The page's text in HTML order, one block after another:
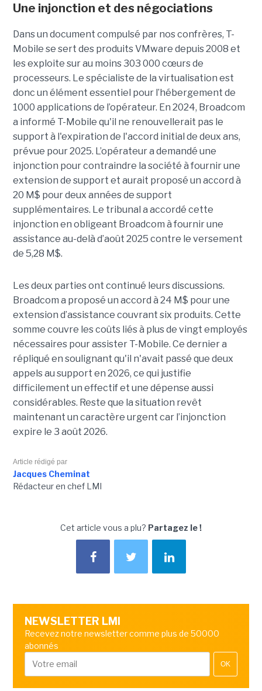
Une injonction et des négociations
Dans un document compulsé par nos confrères, T-
Mobile se sert des produits VMware depuis 2008 et
les exploite sur au moins 303 000 cœurs de
processeurs. Le spécialiste de la virtualisation est
donc un élément essentiel pour l’hébergement de
1000 applications de l’opérateur. En 2024, Broadcom
a informé T-Mobile qu'il ne renouvellerait pas le
support à l'expiration de l'accord initial de deux ans,
prévue pour 2025. L’opérateur a demandé une
injonction pour contraindre la société à fournir une
extension de support et aurait proposé un accord à
20 M$ pour deux années de support
supplémentaires. Le tribunal a accordé cette
injonction en obligeant Broadcom à fournir une
assistance au-delà d’août 2025 contre le versement
de 5,28 M$.
Les deux parties ont continué leurs discussions.
Broadcom a proposé un accord à 24 M$ pour une
extension d’assistance couvrant six produits. Cette
somme couvre les coûts liés à plus de vingt employés
nécessaires pour assister T-Mobile. Ce dernier a
répliqué en soulignant qu'il n'avait passé que deux
appels au support en 2026, ce qui justifie
difficilement un effectif et une dépense aussi
considérables. Reste que la situation revêt
maintenant un caractère urgent car l’injonction
expire le 3 août 2026.
Article rédigé par
Jacques Cheminat
Rédacteur en chef LMI
Cet article vous a plu? Partagez le !
NEWSLETTER LMI
Recevez notre newsletter comme plus de 50000
abonnés
OK